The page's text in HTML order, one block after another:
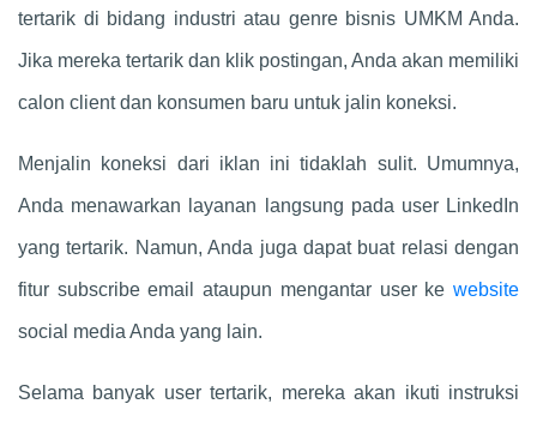
tertarik di bidang industri atau genre bisnis UMKM Anda.
Jika mereka tertarik dan klik postingan, Anda akan memiliki
calon client dan konsumen baru untuk jalin koneksi.
Menjalin koneksi dari iklan ini tidaklah sulit. Umumnya,
Anda menawarkan layanan langsung pada user LinkedIn
yang tertarik. Namun, Anda juga dapat buat relasi dengan
fitur subscribe email ataupun mengantar user ke website
social media Anda yang lain.
Selama banyak user tertarik, mereka akan ikuti instruksi